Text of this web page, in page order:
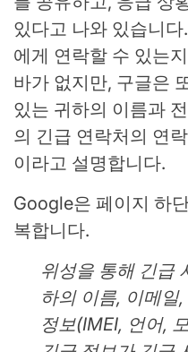
있다고 나와 있습니
에게 연락할 수 있는
바가 없지만, 구글은
있는 귀하의 이름과
의 긴급 연락처의 연
이라고 설명합니다.
Google은 페이지 하
복합니다.
위성을 통해 긴급
하의 이름, 이메일
정보(IMEI, 언어,